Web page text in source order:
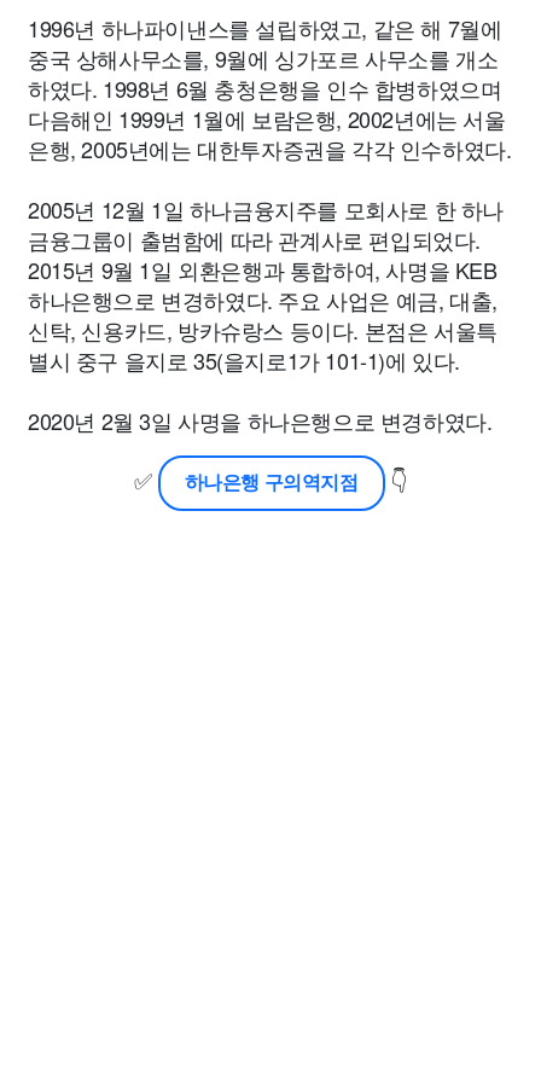
1996년 하나파이낸스를 설립하였고, 같은 해 7월에
중국 상해사무소를, 9월에 싱가포르 사무소를 개소
하였다. 1998년 6월 충청은행을 인수 합병하였으며
다음해인 1999년 1월에 보람은행, 2002년에는 서울
은행, 2005년에는 대한투자증권을 각각 인수하였다.
2005년 12월 1일 하나금융지주를 모회사로 한 하나
금융그룹이 출범함에 따라 관계사로 편입되었다.
2015년 9월 1일 외환은행과 통합하여, 사명을 KEB
하나은행으로 변경하였다. 주요 사업은 예금, 대출,
신탁, 신용카드, 방카슈랑스 등이다. 본점은 서울특
별시 중구 을지로 35(을지로1가 101-1)에 있다.
2020년 2월 3일 사명을 하나은행으로 변경하였다.
✅
하나은행 구의역지점 👇